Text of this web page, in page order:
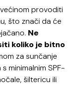
provoditi
što znači da će
Ne
koliko je bitno
za sunčanje
minimalnim SPF-
šiltericu ili